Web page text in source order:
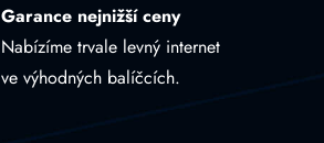
Garance nejnižší ceny
Nabízíme trvale levný internet
ve výhodných balíčcích.